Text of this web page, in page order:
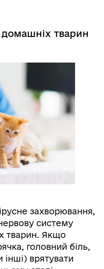
тварин
захворювання,
систему
тварин. Якщо
головний біль,
інші) врятувати